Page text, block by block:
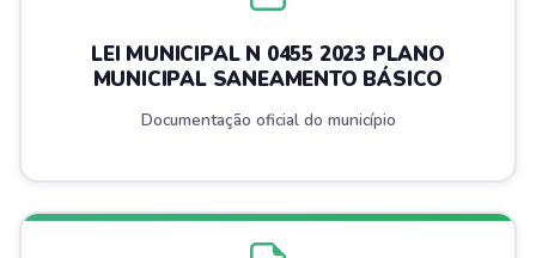
LEI MUNICIPAL N 0455 2023 PLANO
MUNICIPAL SANEAMENTO BÁSICO
Documentação oficial do município